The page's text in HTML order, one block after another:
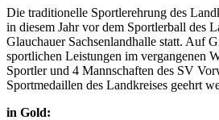
Die traditionelle Sportlerehrung des
in diesem Jahr vor dem Sportlerball des
Glauchauer Sachsenlandhalle statt. Auf
sportlichen Leistungen im vergangenen
Sportler und 4 Mannschaften des SV
Sportmedaillen des Landkreises geehrt
in Gold: